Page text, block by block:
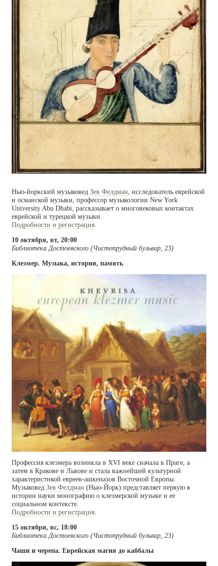
Нью-йоркский музыковед Зев Фелдман, исследователь еврейской
и османской музыки, профессор музыкологии New York
University Abu Dhabi, рассказывает о многовековых контактах
еврейской и турецкой музыки.
Подробности и регистрация.
10 октября, вт, 20:00
Библиотека Достоевского (Чистопрудный бульвар, 23)
Клезмер. Музыка, история, память
Профессия клезмера возникла в XVI веке сначала в Праге, а
затем в Кракове и Львове и стала важнейшей культурной
характеристикой евреев-ашкеназов Восточной Европы.
Музыковед Зев Фелдман (Нью-Йорк) представляет первую в
истории науки монографию о клезмерской музыке и ее
социальном контексте.
Подробности и регистрация
15 октября, вс, 18:00
Библиотека Достоевского (Чистопрудный бульвар, 23)
Чаши и черепа. Еврейская магия до каббалы